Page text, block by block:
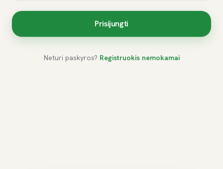
Prisijungti
Neturi paskyros? Registruokis nemokamai